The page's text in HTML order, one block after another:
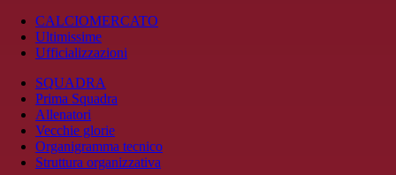
CALCIOMERCATO
Ultimissime
Ufficializzazioni
SQUADRA
Prima Squadra
Allenatori
Vecchie glorie
Organigramma tecnico
Struttura organizzativa